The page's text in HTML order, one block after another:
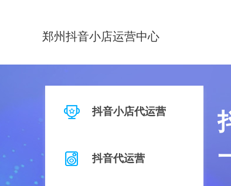
抖音小店代运营
抖音代运营
郑州抖音小店运营中心